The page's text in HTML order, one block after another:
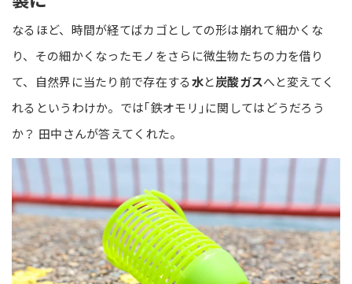
なるほど、時間が経てばカゴとしての形は崩れて細かくな
り、その細かくなったモノをさらに微生物たちの力を借り
て、自然界に当たり前で存在する水と炭酸ガスへと変えてく
れるというわけか。では｢鉄オモリ｣に関してはどうだろう
か？ 田中さんが答えてくれた。